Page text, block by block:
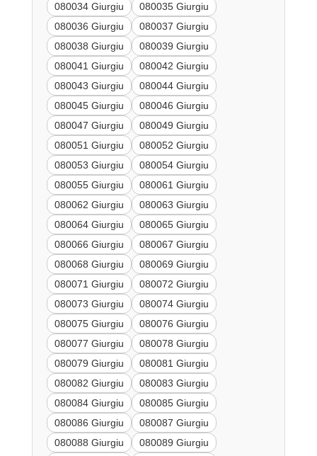
080034 Giurgiu
080035 Giurgiu
080036 Giurgiu
080037 Giurgiu
080038 Giurgiu
080039 Giurgiu
080041 Giurgiu
080042 Giurgiu
080043 Giurgiu
080044 Giurgiu
080045 Giurgiu
080046 Giurgiu
080047 Giurgiu
080049 Giurgiu
080051 Giurgiu
080052 Giurgiu
080053 Giurgiu
080054 Giurgiu
080055 Giurgiu
080061 Giurgiu
080062 Giurgiu
080063 Giurgiu
080064 Giurgiu
080065 Giurgiu
080066 Giurgiu
080067 Giurgiu
080068 Giurgiu
080069 Giurgiu
080071 Giurgiu
080072 Giurgiu
080073 Giurgiu
080074 Giurgiu
080075 Giurgiu
080076 Giurgiu
080077 Giurgiu
080078 Giurgiu
080079 Giurgiu
080081 Giurgiu
080082 Giurgiu
080083 Giurgiu
080084 Giurgiu
080085 Giurgiu
080086 Giurgiu
080087 Giurgiu
080088 Giurgiu
080089 Giurgiu